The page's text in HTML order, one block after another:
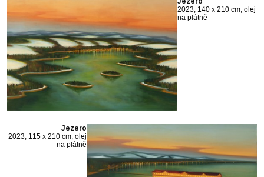
2023, 140 x 210 cm, olej
na plátně
Jezero
2023, 115 x 210 cm, olej
na plátně